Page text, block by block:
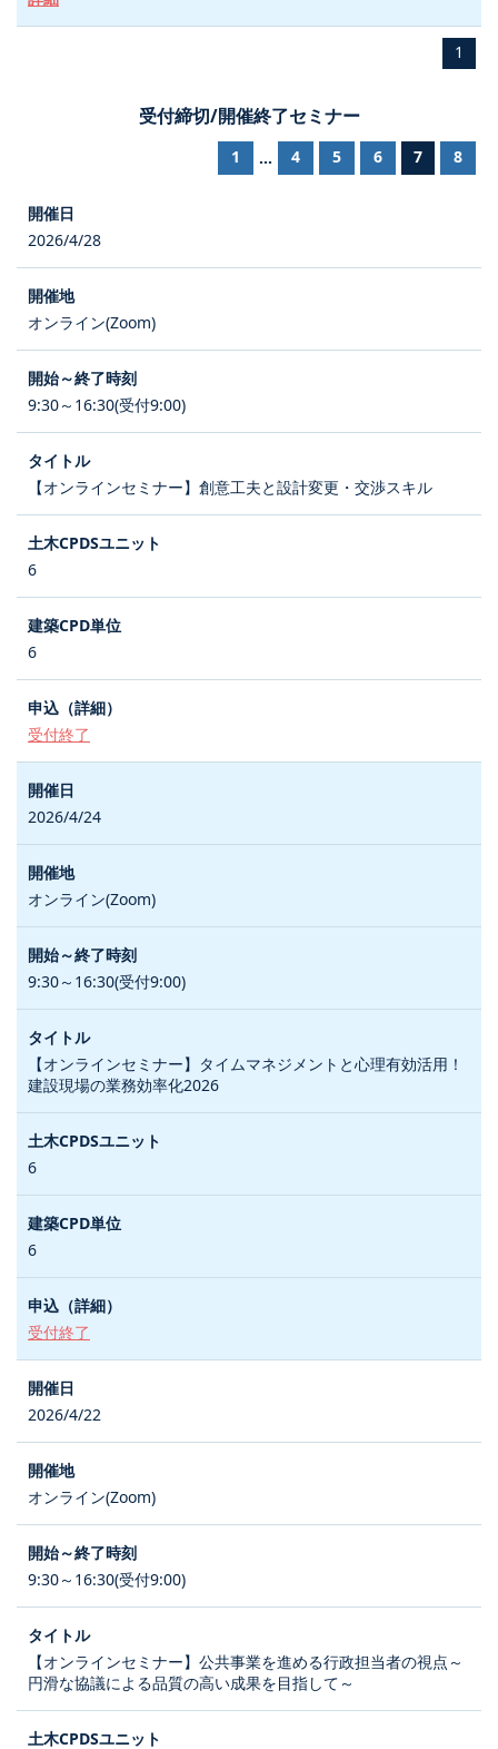
1
受付締切/開催終了セミナー
1 ... 4 5 6 7 8
2026/4/28
オンライン(Zoom)
9:30～16:30(受付9:00)
【オンラインセミナー】創意工夫と設計変更・交渉スキル
6
6
受付終了
2026/4/24
オンライン(Zoom)
9:30～16:30(受付9:00)
【オンラインセミナー】タイムマネジメントと心理有効活用！
建設現場の業務効率化2026
6
6
受付終了
2026/4/22
オンライン(Zoom)
9:30～16:30(受付9:00)
【オンラインセミナー】公共事業を進める行政担当者の視点～
円滑な協議による品質の高い成果を目指して～